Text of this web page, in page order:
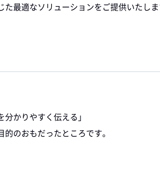
最適なソリューションをご提供いたし
かりやすく伝える」
のおもだったところです。